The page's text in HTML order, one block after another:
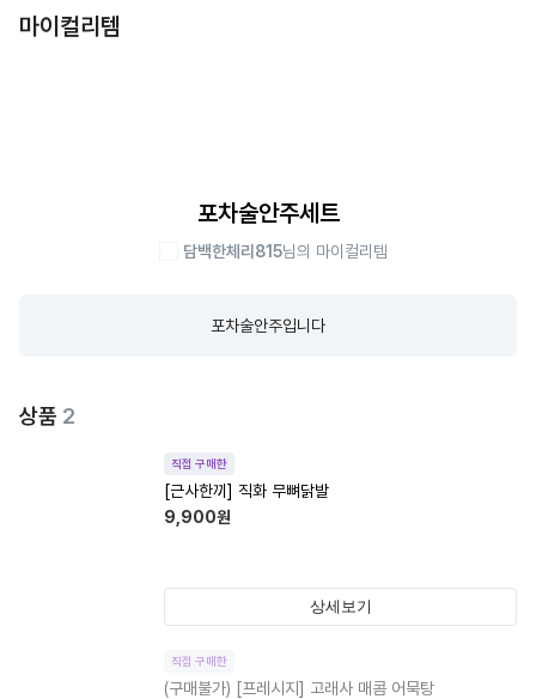
마이컬리템
포차술안주세트
담백한체리815님의 마이컬리템
포차술안주입니다
상품 2
직접 구매한
[근사한끼] 직화 무뼈닭발
9,900원
상세보기
직접 구매한
(구매불가) [프레시지] 고래사 매콤 어묵탕